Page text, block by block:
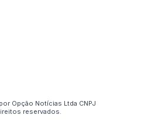
Opção Notícias Ltda CNPJ
reservados.